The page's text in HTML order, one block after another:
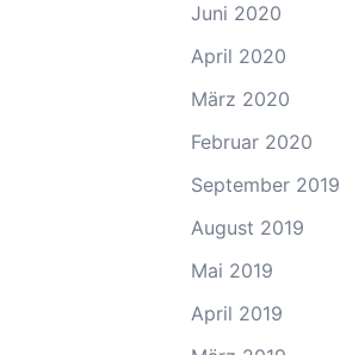
Juni 2020
April 2020
März 2020
Februar 2020
September 2019
August 2019
Mai 2019
April 2019